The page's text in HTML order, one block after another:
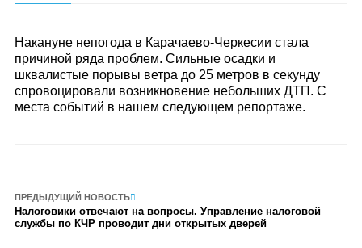
Накануне непогода в Карачаево-Черкесии стала
причиной ряда проблем. Сильные осадки и
шквалистые порывы ветра до 25 метров в секунду
спровоцировали возникновение небольших ДТП. С
места событий в нашем следующем репортаже.
ПРЕДЫДУЩИЙ НОВОСТЬ
Налоговики отвечают на вопросы. Управление налоговой
службы по КЧР проводит дни открытых дверей